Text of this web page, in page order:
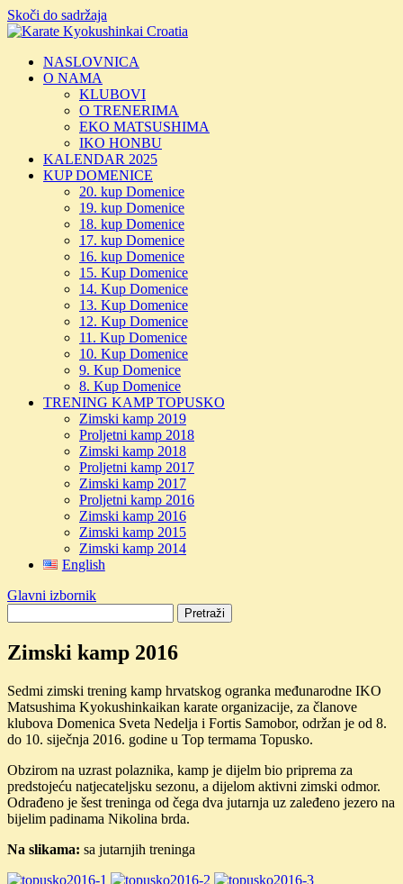
Skoči do sadržaja
NASLOVNICA
O NAMA
KLUBOVI
O TRENERIMA
EKO MATSUSHIMA
IKO HONBU
KALENDAR 2025
KUP DOMENICE
20. kup Domenice
19. kup Domenice
18. kup Domenice
17. kup Domenice
16. kup Domenice
15. Kup Domenice
14. Kup Domenice
13. Kup Domenice
12. Kup Domenice
11. Kup Domenice
10. Kup Domenice
9. Kup Domenice
8. Kup Domenice
TRENING KAMP TOPUSKO
Zimski kamp 2019
Proljetni kamp 2018
Zimski kamp 2018
Proljetni kamp 2017
Zimski kamp 2017
Proljetni kamp 2016
Zimski kamp 2016
Zimski kamp 2015
Zimski kamp 2014
English
Glavni izbornik
Zimski kamp 2016
Sedmi zimski trening kamp hrvatskog ogranka međunarodne IKO
Matsushima Kyokushinkaikan karate organizacije, za članove
klubova Domenica Sveta Nedelja i Fortis Samobor, održan je od 8.
do 10. siječnja 2016. godine u Top termama Topusko.
Obzirom na uzrast polaznika, kamp je dijelm bio priprema za
predstojeću natjecateljsku sezonu, a dijelom aktivni zimski odmor.
Odrađeno je šest treninga od čega dva jutarnja uz zaleđeno jezero na
bijelim padinama Nikolina brda.
Na slikama: sa jutarnjih treninga